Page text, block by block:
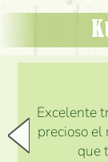
Excelente
precioso el
que